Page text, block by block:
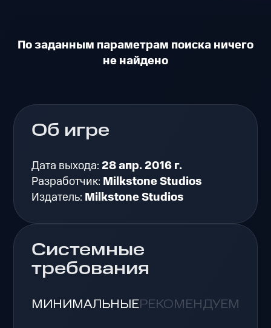
По заданным параметрам поиска ничего
не найдено
Об игре
Дата выхода: 28 апр. 2016 г.
Разработчик: Milkstone Studios
Издатель: Milkstone Studios
Системные
требования
МИНИМАЛЬНЫЕРЕКОМЕНДУЕМЫЕ